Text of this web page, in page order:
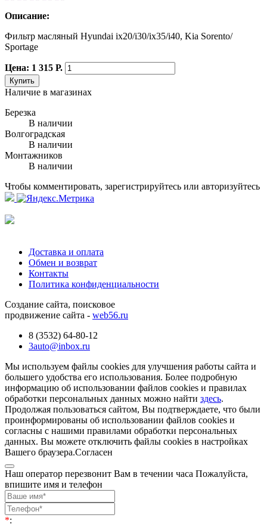
Описание:
Фильтр масляный Hyundai ix20/i30/ix35/i40, Kia Sorento/
Sportage
Цена: 1 315 Р.
Купить
Наличие в магазинах
Березка
В наличии
Волгоградская
В наличии
Монтажников
В наличии
Чтобы комментировать, зарегистрируйтесь или авторизуйтесь
Доставка и оплата
Обмен и возврат
Контакты
Политика конфиденциальности
Создание сайта, поисковое
продвижение сайта - web56.ru
8 (3532) 64-80-12
3auto@inbox.ru
Мы используем файлы cookies для улучшения работы сайта и
большего удобства его использования. Более подробную
информацию об использовании файлов cookies и правилах
обработки персональных данных можно найти здесь.
Продолжая пользоваться сайтом, Вы подтверждаете, что были
проинформированы об использовании файлов cookies и
согласны с нашими правилами обработки персональных
данных. Вы можете отключить файлы cookies в настройках
Вашего браузера.Согласен
Наш оператор перезвонит Вам в течении часа Пожалуйста,
впишите имя и телефон
*: